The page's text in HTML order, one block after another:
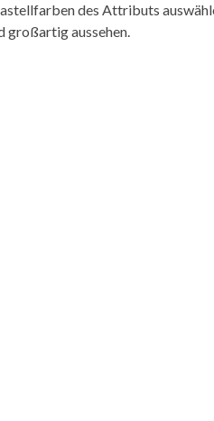
des Attributs
großartig aussehen.